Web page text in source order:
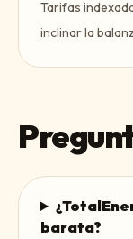
Tarifas
inclinar la
barata?